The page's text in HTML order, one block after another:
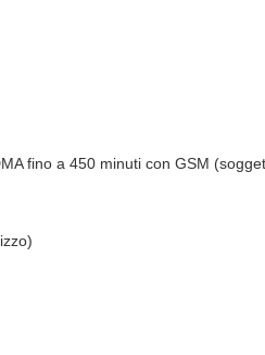
fino a 450 minuti con GSM